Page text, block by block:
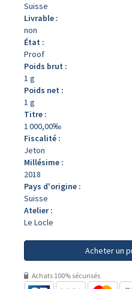
Suisse
Livrable :
non
État :
Proof
Poids brut :
1 g
Poids net :
1 g
Titre :
1 000,00‰
Fiscalité :
Jeton
Millésime :
2018
Pays d'origine :
Suisse
Atelier :
Le Locle
Acheter un
Achats 100% sécurisés